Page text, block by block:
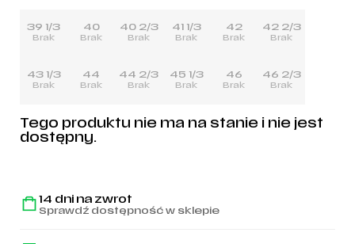
39 1/3
Brak
40
Brak
40 2/3
Brak
41 1/3
Brak
42
Brak
42 2/3
Brak
43 1/3
Brak
44
Brak
44 2/3
Brak
45 1/3
Brak
46
Brak
46 2/3
Brak
Tego produktu nie ma na stanie i nie jest
dostępny.
14 dni na zwrot
Sprawdź dostępność w sklepie